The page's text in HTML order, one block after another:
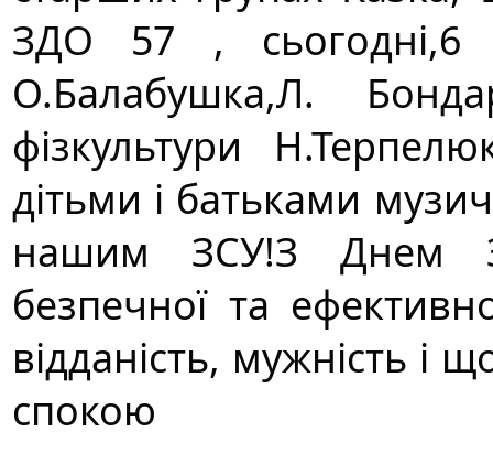
ЗДО 57 , сьогодні,6
О.Балабушка,Л.
фізкультури
дітьми і батьками
нашим ЗСУ!З Днем
безпечної та
відданість, мужність
спокою